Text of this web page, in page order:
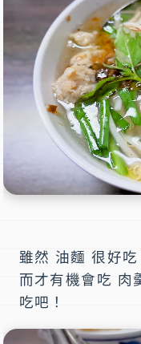
雖然 油麵 很好
而才有機會吃 肉
吃吧！